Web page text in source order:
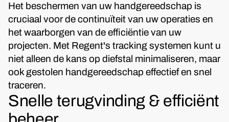
Het beschermen van uw handgereedschap is
cruciaal voor de continuïteit van uw operaties en
het waarborgen van de efficiëntie van uw
projecten. Met Regent's tracking systemen kunt u
niet alleen de kans op diefstal minimaliseren, maar
ook gestolen handgereedschap effectief en snel
traceren.
Snelle terugvinding & efficiënt